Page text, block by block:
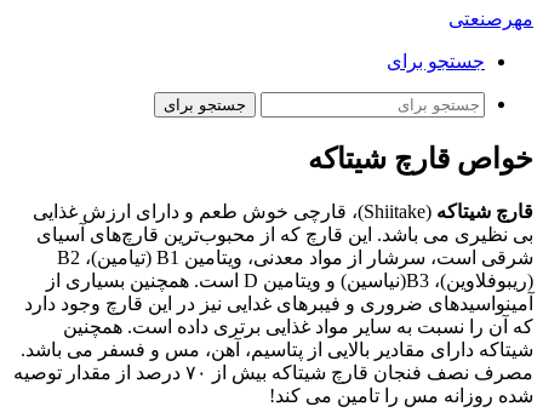
مهرصنعتی
جستجو برای
جستجو برای
خواص قارچ شیتاکه
قارچ شیتاکه
(Shiitake)، قارچی خوش طعم و دارای ارزش غذایی
بی نظیری می باشد. این قارچ که از محبوب‌ترین قارچ‌های آسیای
شرقی است، سرشار از مواد معدنی، ویتامین B1 (تیامین)، B2
(ریبوفلاوین)، B3(نیاسین) و ویتامین D است. همچنین بسیاری از
آمینواسیدهای ضروری و فیبرهای غدایی نیز در این قارچ وجود دارد
که آن را نسبت به سایر مواد غذایی برتری داده است. همچنین
شیتاکه دارای مقادیر بالایی از پتاسیم، آهن، مس و فسفر می باشد.
مصرف نصف فنجان قارچ شیتاکه بیش از ۷۰ درصد از مقدار توصیه
شده روزانه مس را تامین می کند!